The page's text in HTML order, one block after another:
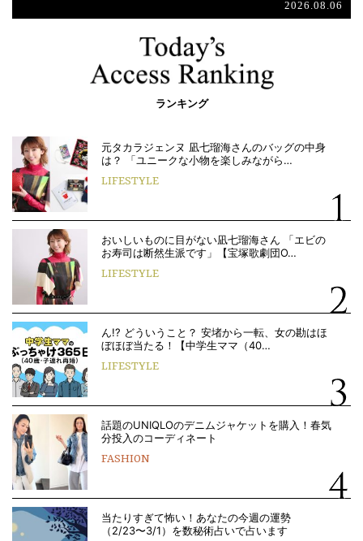
2026.08.06
ランキング
元タカラジェンヌ 凪七瑠海さんのバッグの中身
は？ 「ユニークな小物を楽しみながら…
LIFESTYLE
おいしいものに目がない凪七瑠海さん 「エビの
お寿司は断然生派です」【宝塚歌劇団O…
LIFESTYLE
ん!? どういうこと？ 安堵から一転、女の勘はほ
ぼほぼ当たる！【中学生ママ（40…
LIFESTYLE
話題のUNIQLOのデニムジャケットを購入！春気
分投入のコーディネート
FASHION
当たりすぎて怖い！あなたの今週の運勢
（2/23〜3/1）を数秘術占いで占います